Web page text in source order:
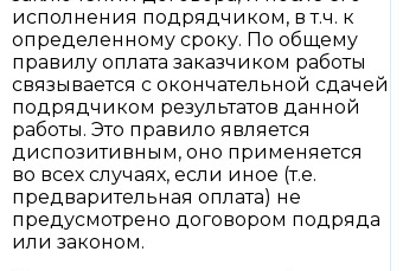
исполнения подрядчиком, в т.ч. к
определенному сроку. По общему
правилу оплата заказчиком работы
связывается с окончательной сдачей
подрядчиком результатов данной
работы. Это правило является
диспозитивным, оно применяется
во всех случаях, если иное (т.е.
предварительная оплата) не
предусмотрено договором подряда
или законом.